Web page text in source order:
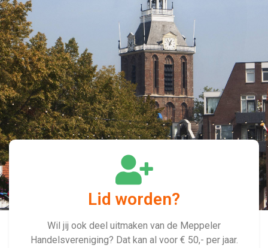
Lid worden?
Wil jij ook deel uitmaken van de Meppeler
Handelsvereniging? Dat kan al voor € 50,- per jaar.